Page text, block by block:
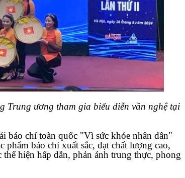
Trung ương tham gia biểu diễn văn nghệ tại
báo chí toàn quốc "Vì sức khỏe nhân dân"
báo chí xuất sắc, đạt chất lượng cao,
hiện hấp dẫn, phản ánh trung thực, phong